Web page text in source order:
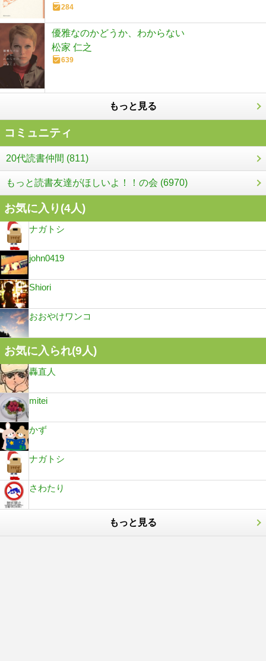
284
優雅なのかどうか、わからない
松家 仁之
639
もっと見る
コミュニティ
20代読書仲間 (811)
もっと読書友達がほしいよ！！の会 (6970)
お気に入り(4人)
ナガトシ
john0419
Shiori
おおやけワンコ
お気に入られ(9人)
轟直人
mitei
かず
ナガトシ
さわたり
もっと見る